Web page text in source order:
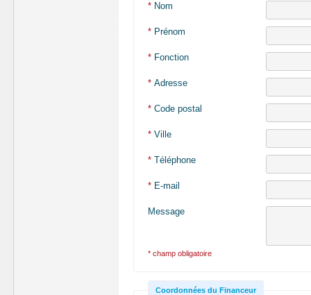
* Nom
* Prénom
* Fonction
* Adresse
* Code postal
* Ville
* Téléphone
* E-mail
Message
* champ obligatoire
Coordonnées du Financeur